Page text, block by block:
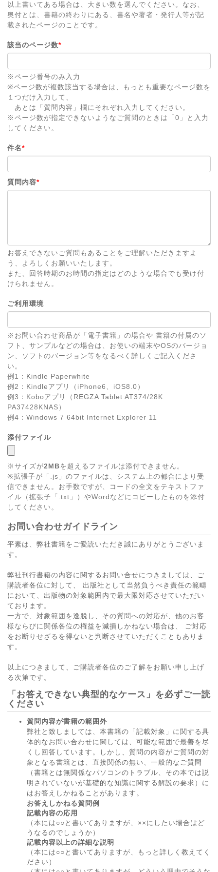
以上書いてある場合は、大きい数を選んでください。なお、
奥付とは、書籍の終わりにある、書名や著者・発行人等が記
載されたページのことです。
該当のページ数*
※ページ番号のみ入力
※ページ数が複数該当する場合は、もっとも重要なページ数を
１つだけ入力して、
あとは「質問内容」欄にそれぞれ入力してください。
※ページ数が指定できないようなご質問のときは「0」と入力
してください。
件名*
質問内容*
お答えできないご質問もあることをご理解いただきますよ
う、よろしくお願いいたします。
また、回答時期のお時間の指定はどのような場合でも受け付
けられません。
ご利用環境
※お問い合わせ商品が「電子書籍」の場合や 書籍の付属のソ
フト、サンプルなどの場合は、お使いの端末やOSのバージョ
ン、ソフトのバージョン等をなるべく詳しくご記入くださ
い。
例1：Kindle Paperwhite
例2：Kindleアプリ（iPhone6、iOS8.0）
例3：Koboアプリ（REGZA Tablet AT374/28K
PA37428KNAS）
例4：Windows 7 64bit Internet Explorer 11
添付ファイル
※サイズが2MBを超えるファイルは添付できません。
※拡張子が「.js」のファイルは、システム上の都合により受
信できません。お手数ですが、コードの全文をテキストファ
イル（拡張子「.txt」）やWordなどにコピーしたものを添付
してください。
お問い合わせガイドライン
平素は、弊社書籍をご愛読いただき誠にありがとうございま
す。
弊社刊行書籍の内容に関するお問い合せにつきましては、ご
購読者各位に対して、 出版社として当然負うべき責任の範疇
において、出版物の対象範囲内で最大限対応させていただい
ております。
一方で、対象範囲を逸脱し、その質問への対応が、他のお客
様ならびに関係各位の権益を減損しかねない場合は、 ご対応
をお断りせざるを得ないと判断させていただくこともありま
す。
以上につきまして、ご購読者各位のご了解をお願い申し上げ
る次第です。
「お答えできない典型的なケース」を必ずご一読
ください
質問内容が書籍の範囲外
弊社と致しましては、本書籍の「記載対象」に関する具
体的なお問い合わせに関しては、可能な範囲で最善を尽
くし回答しています。しかし、質問の内容がご質問の対
象となる書籍とは、直接関係の無い、一般的なご質問
（書籍とは無関係なパソコンのトラブル、その本では説
明されていないが基礎的な知識に関する解説の要求）に
はお答えしかねることがあります。
お答えしかねる質問例
記載内容の応用
（本には○○と書いてありますが、××にしたい場合はど
うなるのでしょうか）
記載内容以上の詳細な説明
（本には○○と書いてありますが、もっと詳しく教えてく
ださい）